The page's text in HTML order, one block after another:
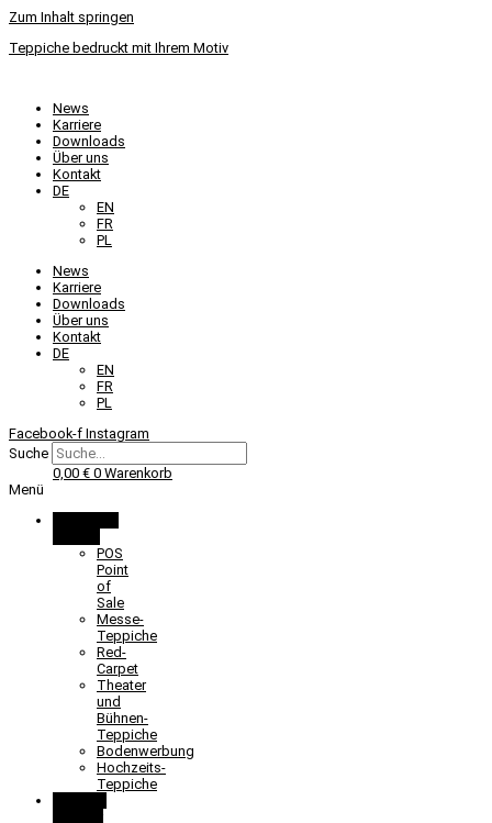
Zum Inhalt springen
Teppiche bedruckt mit Ihrem Motiv
News
Karriere
Downloads
Über uns
Kontakt
DE
EN
FR
PL
News
Karriere
Downloads
Über uns
Kontakt
DE
EN
FR
PL
Facebook-f Instagram
Suche
0,00 € 0 Warenkorb
Menü
POS
Point
of
Sale
Messe-
Teppiche
Red-
Carpet
Theater
und
Bühnen-
Teppiche
Bodenwerbung
Hochzeits-
Teppiche